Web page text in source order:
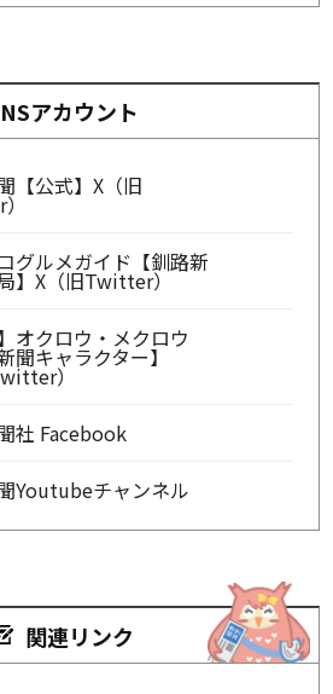
アカウント
【公式】X（旧
グルメガイド【釧路新
】X（旧Twitter）
オクロウ・メクロウ
聞キャラクター】
）
社 Facebook
Youtubeチャンネル
関連リンク